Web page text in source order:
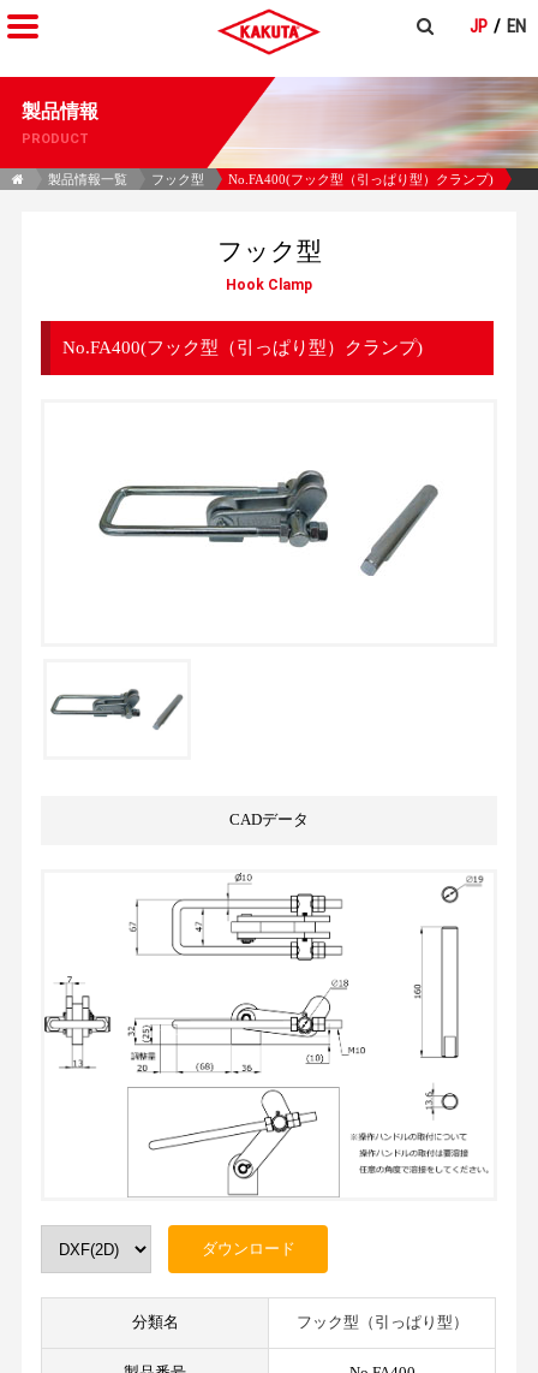
EN
JP
製品情報
PRODUCT
製品情報一覧 フック型 No.FA400(フック型（引っぱり型）クランプ)
フック型
Hook Clamp
No.FA400(フック型（引っぱり型）クランプ)
CADデータ
分類名 フック型（引っぱり型）